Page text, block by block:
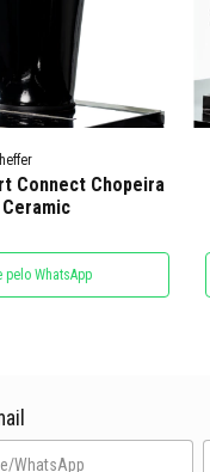
Connect Chopeira
Ceramic
pelo WhatsApp